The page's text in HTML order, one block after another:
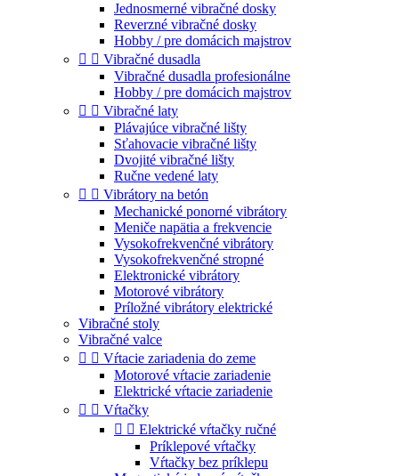
Jednosmerné vibračné dosky
Reverzné vibračné dosky
Hobby / pre domácich majstrov
  Vibračné dusadla
Vibračné dusadla profesionálne
Hobby / pre domácich majstrov
  Vibračné laty
Plávajúce vibračné lišty
Sťahovacie vibračné lišty
Dvojité vibračné lišty
Ručne vedené laty
  Vibrátory na betón
Mechanické ponorné vibrátory
Meniče napätia a frekvencie
Vysokofrekvenčné vibrátory
Vysokofrekvenčné stropné
Elektronické vibrátory
Motorové vibrátory
Príložné vibrátory elektrické
Vibračné stoly
Vibračné valce
  Vŕtacie zariadenia do zeme
Motorové vŕtacie zariadenie
Elektrické vŕtacie zariadenie
  Vŕtačky
  Elektrické vŕtačky ručné
Príklepové vŕtačky
Vŕtačky bez príklepu